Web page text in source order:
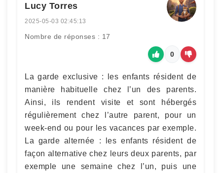
Lucy Torres
2025-05-03 02:45:13
Nombre de réponses : 17
0
La garde exclusive : les enfants résident de
manière habituelle chez l’un des parents.
Ainsi, ils rendent visite et sont hébergés
régulièrement chez l’autre parent, pour un
week-end ou pour les vacances par exemple.
La garde alternée : les enfants résident de
façon alternative chez leurs deux parents, par
exemple une semaine chez l’un, puis une